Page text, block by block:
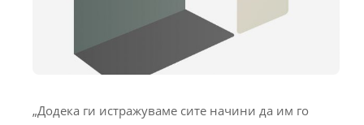
„Додека ги истражуваме сите начини да им го